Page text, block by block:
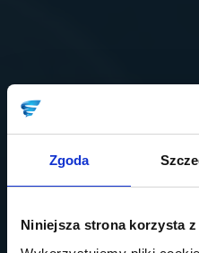
Zgoda
Niniejsza strona korzysta